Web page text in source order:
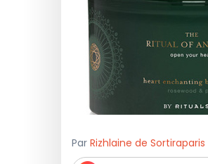
Par Rizhlaine de Sortiraparis